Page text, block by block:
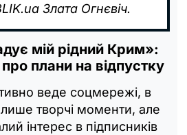
Злата Огнєвіч.
мій рідний Крим»:
плани на відпустку
веде соцмережі, в
творчі моменти, але
інтерес в підписників